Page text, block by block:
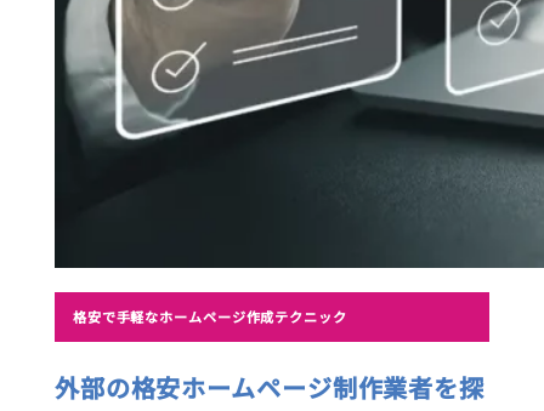
格安で手軽なホームページ作成テクニック
外部の格安ホームページ制作業者を探